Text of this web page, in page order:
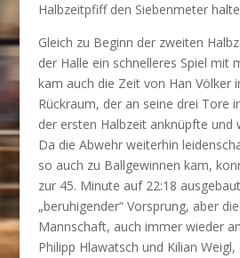
Halbzeitpfiff den Siebenmeter
Gleich zu Beginn der zweiten
der Halle ein schnelleres Spiel mit
kam auch die Zeit von Han Völker
Rückraum, der an seine drei Tore
der ersten Halbzeit anknüpfte und
Da die Abwehr weiterhin
so auch zu Ballgewinnen kam,
zur 45. Minute auf 22:18
„beruhigender“ Vorsprung, aber
Mannschaft, auch immer wieder
Philipp Hlawatsch und Kilian